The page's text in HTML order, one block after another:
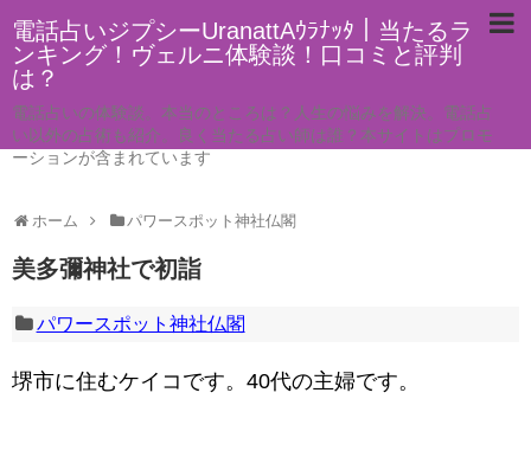
電話占いジプシーUranattAｳﾗﾅｯﾀ｜当たるラ
ンキング！ヴェルニ体験談！口コミと評判
は？
電話占いの体験談。本当のところは？人生の悩みを解決。電話占
い以外の占術も紹介。良く当たる占い師は誰？本サイトはプロモ
ーションが含まれています
ホーム パワースポット神社仏閣
美多彌神社で初詣
パワースポット神社仏閣
堺市に住むケイコです。40代の主婦です。